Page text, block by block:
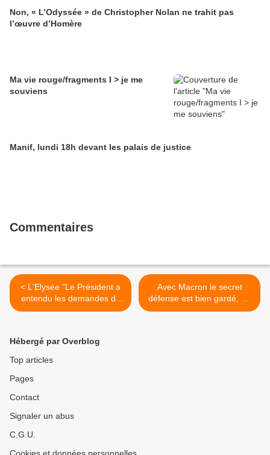
Non, « L’Odyssée » de Christopher Nolan ne trahit pas
l’œuvre d’Homère
Ma vie rouge/fragments I > je me
souviens
Manif, lundi 18h devant les palais de justice
Commentaires
< L'Elysée "Le Président a
entendu les demandes de
la communauté
classifiées de plus de
cinquante ans."
Avec Macron le secret
défense est bien gardé, un
article de Maud Vergnol
Hébergé par Overblog
Top articles
Pages
Contact
Signaler un abus
C.G.U.